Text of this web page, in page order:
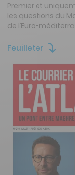
Feuilleter
Premier et
les questions du
de l’Euro-